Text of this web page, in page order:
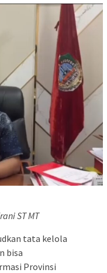
ST MT
tata kelola
bisa
Provinsi